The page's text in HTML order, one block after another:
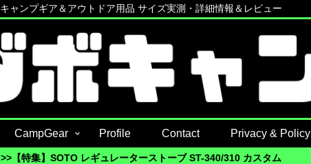
キャンプギア＆アウトドア用品 サイズ実測・詳細情報＆レビュー
CampGear Profile Contact Privacy & Policy
>>【特集】SOTO レギュレーターストーブ ST-340/310 カスタム